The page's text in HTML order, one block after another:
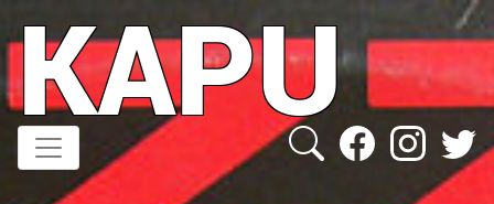
zum
Inhalt
KAPU